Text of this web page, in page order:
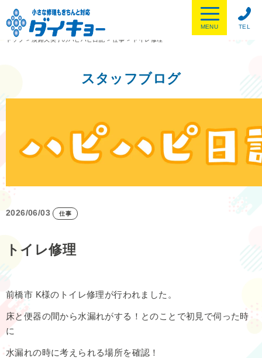
TEL
MENU
トップ
> 淡路久美子のハピハピ日記 > 仕事 > トイレ修理
スタッフブログ
2026/06/03 仕事
トイレ修理
前橋市 K様のトイレ修理が行われました。
床と便器の間から水漏れがする！とのことで初見で伺った時
に
水漏れの時に考えられる場所を確認！